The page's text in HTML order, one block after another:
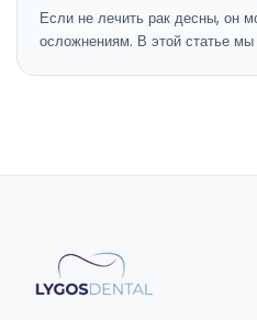
Если не лечить рак десны, он
осложнениям. В этой статье